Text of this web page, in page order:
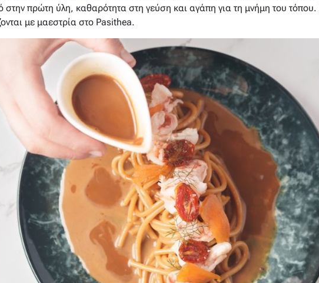
πρώτη ύλη, καθαρότητα στη γεύση και αγάπη για τη μνήμη του τόπου.
με μαεστρία στο Pasithea.